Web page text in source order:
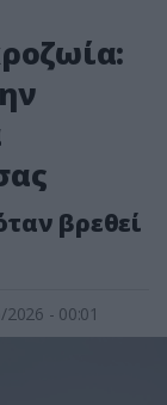
βρεθεί
- 00:01